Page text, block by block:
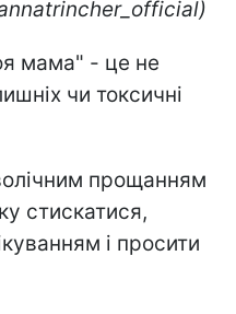
мама" - це не
чи токсичні
прощанням
стискатися,
і просити